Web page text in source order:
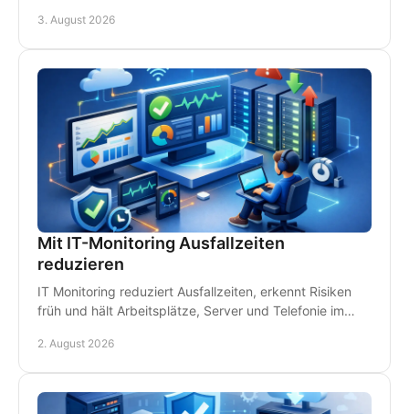
3. August 2026
Mit IT-Monitoring Ausfallzeiten
reduzieren
IT Monitoring reduziert Ausfallzeiten, erkennt Risiken
früh und hält Arbeitsplätze, Server und Telefonie im
2. August 2026